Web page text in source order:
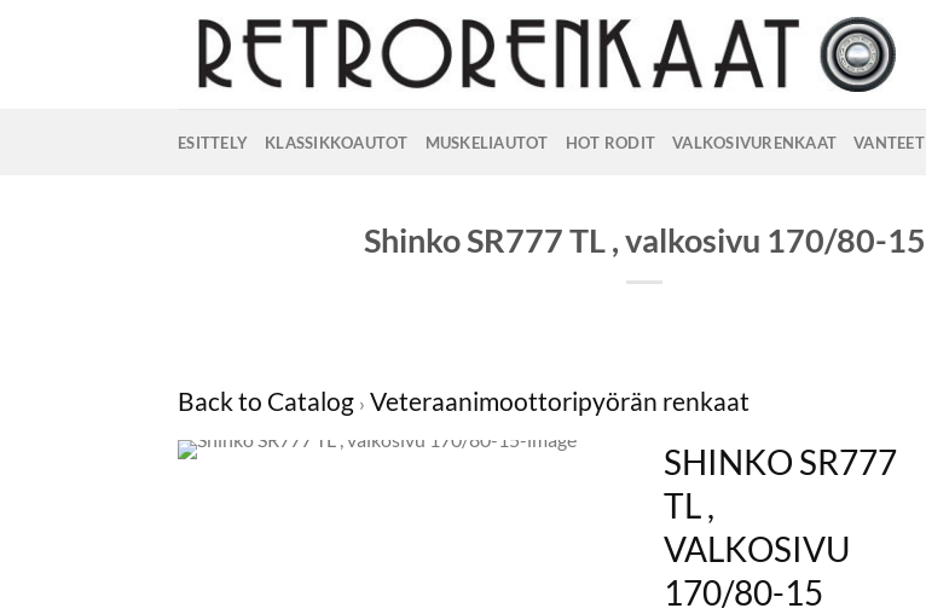
ESITTELY KLASSIKKOAUTOT MUSKELIAUTOT HOT RODIT VALKOSIVURENKAAT VANTEET
Shinko SR777 TL , valkosivu 170/80-15
Back to Catalog Veteraanimoottoripyörän renkaat
SHINKO SR777
TL ,
VALKOSIVU
170/80-15